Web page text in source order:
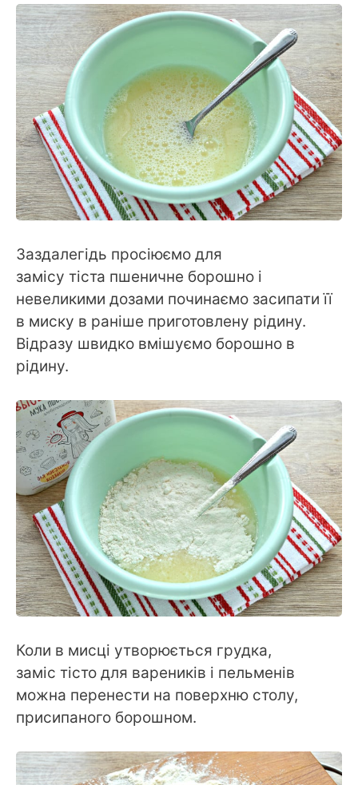
Заздалегідь просіюємо для
замісу тіста пшеничне борошно і
невеликими дозами починаємо засипати її
в миску в раніше приготовлену рідину.
Відразу швидко вмішуємо борошно в
рідину.
Коли в мисці утворюється грудка,
заміс тісто для вареників і пельменів
можна перенести на поверхню столу,
присипаного борошном.